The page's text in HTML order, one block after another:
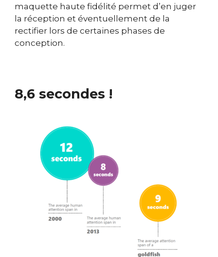
maquette haute fidélité permet d’en juger
la réception et éventuellement de la
rectifier lors de certaines phases de
conception.
8,6 secondes !